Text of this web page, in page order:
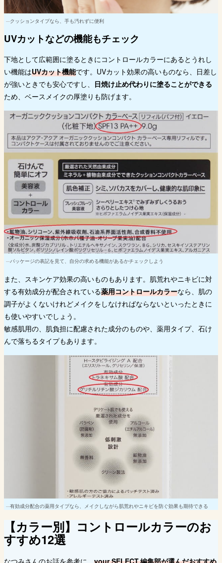
クッションタイプなら、手も汚れずに便利
UVカットなどの機能もチェック
下地として広範囲に塗るときにコントロールカラーにあるとうれし
い機能はUVカット機能です。UVカット効果の高いものなら、日差し
が強いときでも安心ですし、 日焼け止め代わりに塗ることができる
ため、ベースメイクの厚塗りも防げます。
パッケージの表記を見て、自分の求める機能があるかチェックしよう
また、スキンケア効果の高いものもあります。肌荒れやニキビに対
する有効成分が配合されている薬用コントロールカラーなら、肌の
調子がよくないけれどメイクをしなければならないといったときに
も使いやすいでしょう。
敏感肌用の、肌負担に配慮された成分のものや、薬用タイプ、石け
んで落ちるタイプもあります。
有効成分配合の薬用タイプなら、メイクしながら肌荒れやニキビを防ぐ効果も期待できる
【カラー別】コントロールカラーのお
すすめ12選